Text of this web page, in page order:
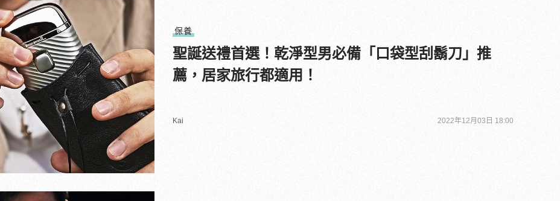
保養
聖誕送禮首選！乾淨型男必備「口袋型刮鬍刀」推
薦，居家旅行都適用！
Kai 2022年12月03日 18:00